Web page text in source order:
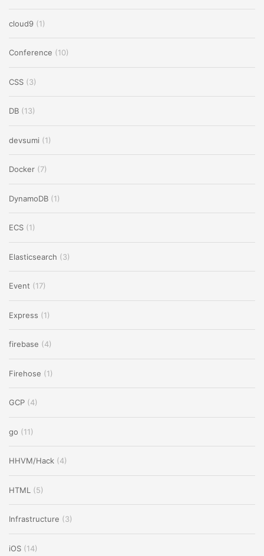
cloud9 (1)
Conference (10)
CSS (3)
DB (13)
devsumi (1)
Docker (7)
DynamoDB (1)
ECS (1)
Elasticsearch (3)
Event (17)
Express (1)
firebase (4)
Firehose (1)
GCP (4)
go (11)
HHVM/Hack (4)
HTML (5)
Infrastructure (3)
iOS (14)